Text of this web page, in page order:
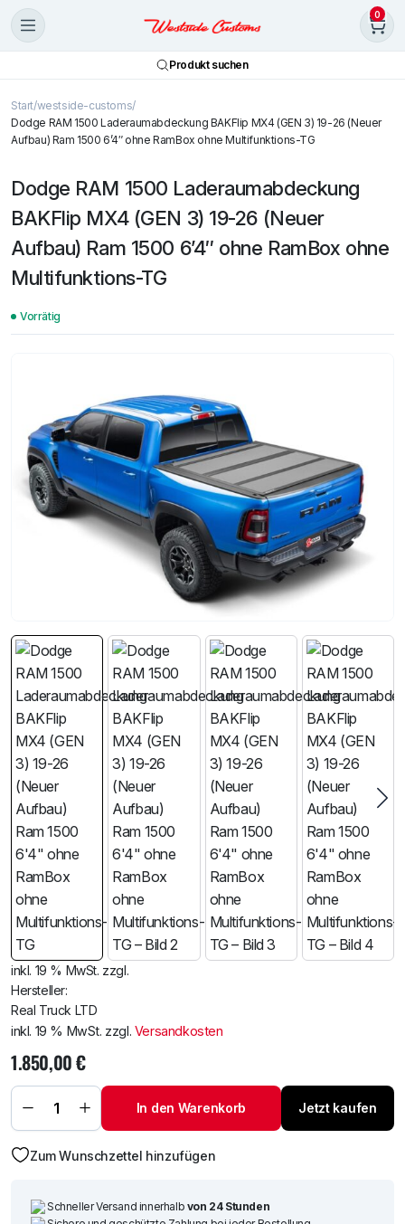
0
Produkt suchen
Start westside-customs
Dodge RAM 1500 Laderaumabdeckung BAKFlip MX4 (GEN 3) 19-26 (Neuer
Aufbau) Ram 1500 6’4″ ohne RamBox ohne Multifunktions-TG
Dodge RAM 1500 Laderaumabdeckung
BAKFlip MX4 (GEN 3) 19-26 (Neuer
Aufbau) Ram 1500 6’4″ ohne RamBox ohne
Multifunktions-TG
Vorrätig
inkl. 19 % MwSt. zzgl.
Hersteller:
Real Truck LTD
inkl. 19 % MwSt. zzgl. Versandkosten
1.850,00€
Dodge RAM 1500
Laderaumabdeckung
BAKFlip MX4 (GEN 3)
19-26 (Neuer
Aufbau) Ram 1500
6'4" ohne RamBox
TG Menge
In den Warenkorb Jetzt kaufen
Zum Wunschzettel hinzufügen
Schneller Versand innerhalb von 24 Stunden